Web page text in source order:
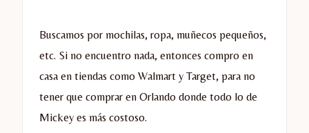
Buscamos por mochilas, ropa, muñecos pequeños,
etc. Si no encuentro nada, entonces compro en
casa en tiendas como Walmart y Target, para no
tener que comprar en Orlando donde todo lo de
Mickey es más costoso.